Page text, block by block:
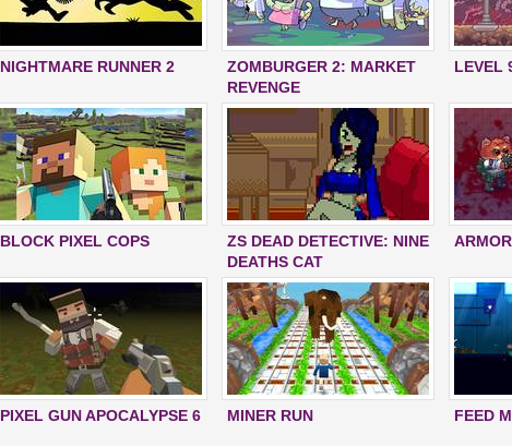
NIGHTMARE RUNNER 2
ZOMBURGER 2: MARKET
REVENGE
LEVEL
BLOCK PIXEL COPS
ZS DEAD DETECTIVE: NINE
DEATHS CAT
PIXEL GUN APOCALYPSE 6 MINER RUN FEED